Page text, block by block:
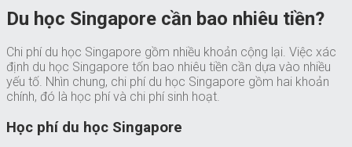
Du học Singapore cần bao nhiêu tiền?
Chi phí du học Singapore gồm nhiều khoản cộng lại. Việc xác
định du học Singapore tốn bao nhiêu tiền cần dựa vào nhiều
yếu tố. Nhìn chung, chi phí du học Singapore gồm hai khoản
chính, đó là học phí và chi phí sinh hoạt.
Học phí du học Singapore